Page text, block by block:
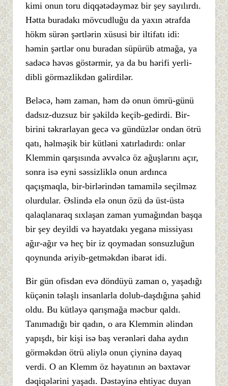
kimi onun toru diqqətədəyməz bir şey sayılırdı.
Hətta buradakı mövcudluğu da yaxın ətrafda
hökm sürən şərtlərin xüsusi bir iltifatı idi:
həmin şərtlər onu buradan süpürüb atmağa, ya
sadəcə həvəs göstərmir, ya da bu hərifi yerli-
dibli görməzlikdən gəlirdilər.
Beləcə, həm zaman, həm də onun ömrü-günü
dadsız-duzsuz bir şəkildə keçib-gedirdi. Bir-
birini təkrarlayan gecə və gündüzlər ondan ötrü
qatı, həlməşik bir kütləni xatırladırdı: onlar
Klemmin qarşısında əvvəlcə öz ağuşlarını açır,
sonra isə eyni səssizliklə onun ardınca
qaçışmaqla, bir-birlərindən tamamilə seçilməz
olurdular. Əslində elə onun özü də üst-üstə
qalaqlanaraq sıxlaşan zaman yumağından başqa
bir şey deyildi və həyatdakı yeganə missiyası
ağır-ağır və heç bir iz qoymadan sonsuzluğun
qoynunda əriyib-getməkdən ibarət idi.
Bir gün ofisdən evə döndüyü zaman o, yaşadığı
küçənin təlaşlı insanlarla dolub-daşdığına şahid
oldu. Bu kütləyə qarışmağa məcbur qaldı.
Tanımadığı bir qadın, o ara Klemmin əlindən
yapışdı, bir kişi isə baş verənləri daha aydın
görməkdən ötrü əliylə onun çiyninə dayaq
verdi. O an Klemm öz həyatının ən bəxtəvər
dəqiqələrini yaşadı. Dəstəyinə ehtiyac duyan